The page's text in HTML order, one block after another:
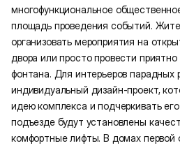
многофункциональное
площадь проведения событий.
организовать мероприятия на
двора или просто провести
фонтана. Для интерьеров парадных
индивидуальный дизайн-проект,
идею комплекса и подчеркивать
подъезде будут установлены
комфортные лифты. В домах первой